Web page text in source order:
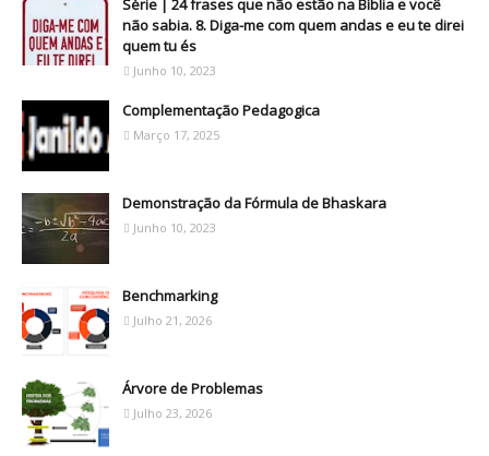
Série | 24 frases que não estão na Bíblia e você
não sabia. 8. Diga-me com quem andas e eu te direi
quem tu és
Junho 10, 2023
Complementação Pedagogica
Março 17, 2025
Demonstração da Fórmula de Bhaskara
Junho 10, 2023
Benchmarking
Julho 21, 2026
Árvore de Problemas
Julho 23, 2026